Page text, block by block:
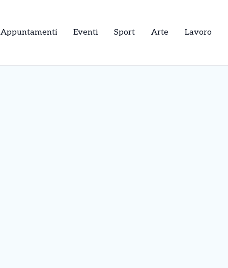
Appuntamenti Eventi Sport Arte Lavoro